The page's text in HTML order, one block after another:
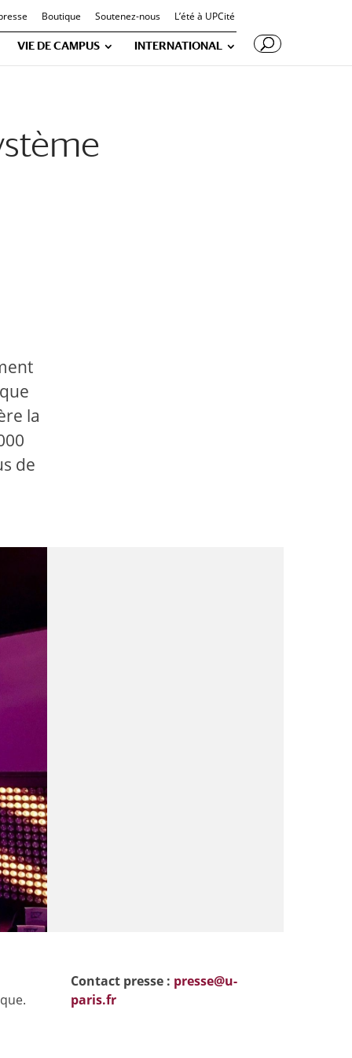
Boutique Soutenez-nous L’été à UPCité
VIE DE CAMPUS INTERNATIONAL
la
de
Contact presse : presse@u-
paris.fr